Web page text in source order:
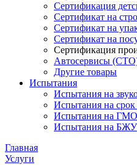
Сертификация
Сертификат на
Сертификат на
Сертификат на
Сертификация
Автосервисы
Другие товары
Испытания
Испытания на
Испытания на срок
Испытания на ГМО
Испытания на БЖУ
Главная
Услуги